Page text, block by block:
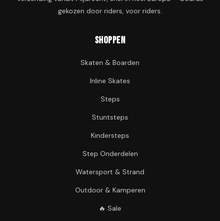
gekozen door riders, voor riders.
Shoppen
Skaten & Boarden
Inline Skates
Steps
Stuntsteps
Kindersteps
Step Onderdelen
Watersport & Strand
Outdoor & Kamperen
🔥 Sale